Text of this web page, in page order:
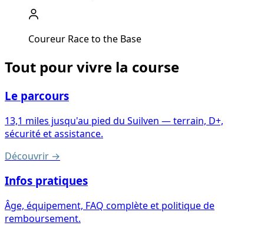
Coureur Race to the Base
Tout pour vivre la course
Le parcours
13,1 miles jusqu'au pied du Suilven — terrain, D+,
sécurité et assistance.
Découvrir →
Infos pratiques
Âge, équipement, FAQ complète et politique de
remboursement.